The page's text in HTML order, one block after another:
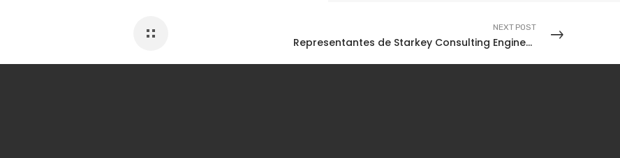
NEXT POST
Representantes de Starkey Consulting Engineers